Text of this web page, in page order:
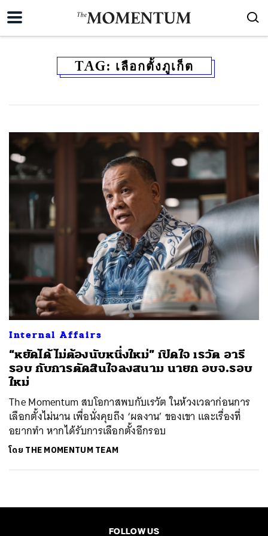
TAG: เลือกตั้งภูเก็ต
Internal Affairs
“หยัดได้ ไม่ต้องนับหนึ่งใหม่” เปิดใจ เรวัต อารี
รอบ กับการตัดสินใจลงสนาม นายก อบจ.รอบ
ใหม่
The Momentum สบโอกาสพบกับเรวัต ในห้วงเวลาก่อนการ
เลือกตั้งไม่นาน เพื่อนั่งคุยถึง ‘ผลงาน’ ของเขา และเรื่องที่
อยากทำ หากได้รับการเลือกตั้งอีกรอบ
โดย THE MOMENTUM TEAM
FOLLOW US
ค้นหา
SHARE TWEET LINE EMAIL